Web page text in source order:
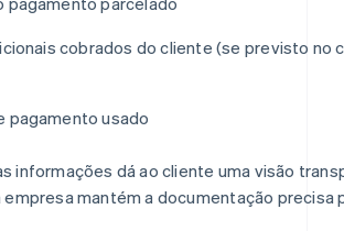
cobrados do cliente (se previsto no
pagamento usado
informações dá ao cliente uma visão
empresa mantém a documentação precisa